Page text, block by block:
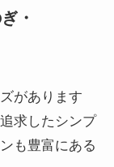
・
があります
求したシンプ
も豊富にある